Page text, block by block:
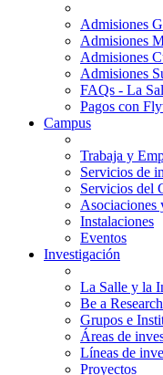
Admisiones
Admisiones
Admisiones
Admisiones
FAQs - La
Pagos con
Campus
Trabaja y
Servicios de
Servicios del
Asociaciones
Instalaciones
Eventos
Investigación
La Salle y la
Be a
Grupos e
Áreas de
Líneas de
Proyectos